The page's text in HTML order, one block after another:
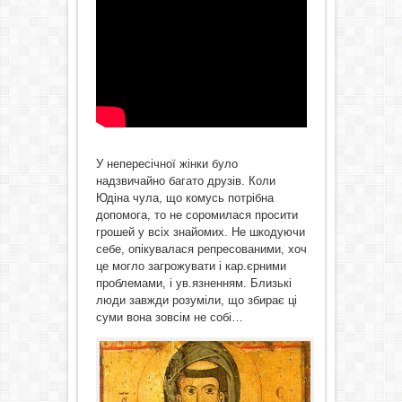
У непересічної жінки було
надзвичайно багато друзів. Коли
Юдіна чула, що комусь потрібна
допомога, то не соромилася просити
грошей у всіх знайомих. Не шкодуючи
себе, опікувалася репресованими, хоч
це могло загрожувати і кар.єрними
проблемами, і ув.язненням. Близькі
люди завжди розуміли, що збирає ці
суми вона зовсім не собі…